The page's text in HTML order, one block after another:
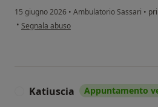
15 giugno 2026 • Ambulatorio Sassari •
• secondo l'opinione dell'utente Simona R
Segnala abuso
Katiuscia Appuntamento